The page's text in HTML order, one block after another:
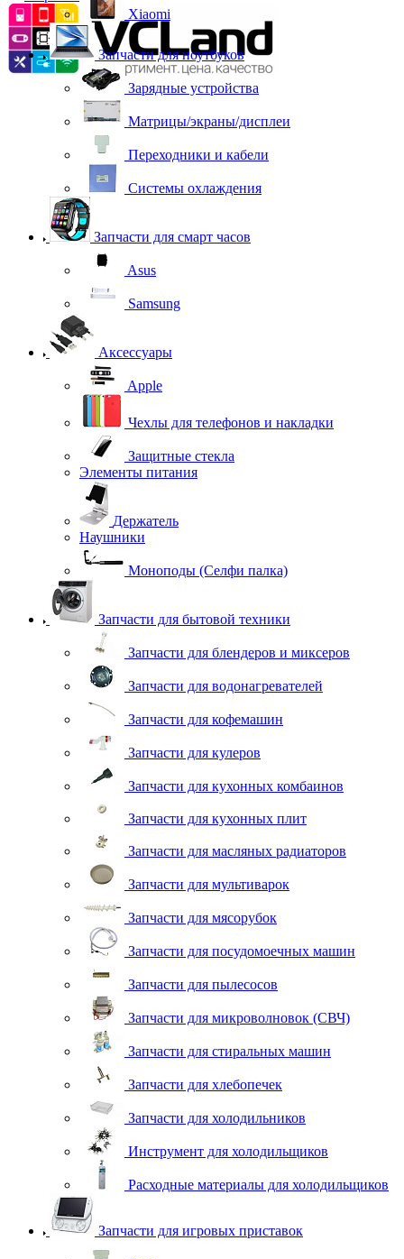
Xiaomi
Запчасти для ноутбуков
Зарядные устройства
Матрицы/экраны/дисплеи
Переходники и кабели
Системы охлаждения
Запчасти для смарт часов
Asus
Samsung
Аксессуары
Apple
Чехлы для телефонов и накладки
Защитные стекла
Элементы питания
Держатель
Наушники
Моноподы (Селфи палка)
Запчасти для бытовой техники
Запчасти для блендеров и миксеров
Запчасти для водонагревателей
Запчасти для кофемашин
Запчасти для кулеров
Запчасти для кухонных комбаинов
Запчасти для кухонных плит
Запчасти для масляных радиаторов
Запчасти для мультиварок
Запчасти для мясорубок
Запчасти для посудомоечных машин
Запчасти для пылесосов
Запчасти для микроволновок (СВЧ)
Запчасти для стиральных машин
Запчасти для хлебопечек
Запчасти для холодильников
Инструмент для холодильщиков
Расходные материалы для холодильщиков
Запчасти для игровых приставок